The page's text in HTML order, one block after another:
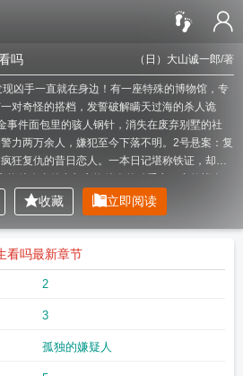
（日）大山诚一郎/著
吗
凶手一直就在身边！有一座特殊的博物馆，专
对奇怪的搭档，发誓破解瞒天过海的杀人诡
事件面包里的骇人钢针，消失在废弃别墅的社
力两万余人，嫌犯至今下落不明。2号悬案：复
狂复仇的昔日恋人。一本日记堪称铁证，却在
案，就得发现连结两人之间那条看不见的线……4
大火，氰化钾和红茶，还有三具面目全非的尸
，直到疑点突然指向当年年仅5岁的女孩。5号
弃尸地点、同样的凶器、同样位置的血迹、同
惨案重现，是有人恶意模仿，还是凶手再次挑
诡计博物馆好看吗
博物馆有后续吗
诡计博物馆3死之绊
收藏 立即阅读
看吗最新章节
2
3
孤独的嫌疑人